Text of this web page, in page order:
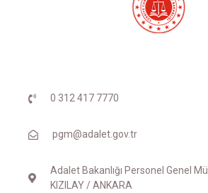
0 312 417 7770
pgm@adalet.gov.tr
Adalet Bakanlığı Personel Genel
KIZILAY / ANKARA